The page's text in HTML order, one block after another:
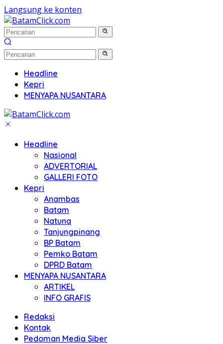
Langsung ke konten
Headline
Kepri
MENYAPA NUSANTARA
Headline
Nasional
ADVERTORIAL
GALLERI FOTO
Kepri
Anambas
Batam
Natuna
Tanjungpinang
BP Batam
Pemko Batam
DPRD Batam
MENYAPA NUSANTARA
ARTIKEL
INFO GRAFIS
Redaksi
Kontak
Pedoman Media Siber